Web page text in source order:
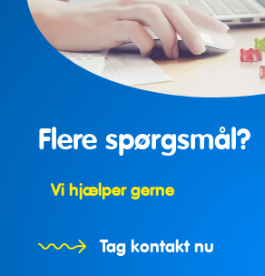
Flere spørgsmål?
Vi hjælper gerne
Tag kontakt nu